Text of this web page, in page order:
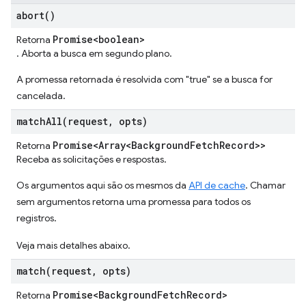
abort( )
Retorna Promise<boolean>
. Aborta a busca em segundo plano.
A promessa retornada é resolvida com "true" se a busca for
cancelada.
matchAll( request, opts)
Retorna Promise<Array<BackgroundFetchRecord>>
Receba as solicitações e respostas.
Os argumentos aqui são os mesmos da API de cache. Chamar
sem argumentos retorna uma promessa para todos os
registros.
Veja mais detalhes abaixo.
match( request, opts)
Retorna Promise<BackgroundFetchRecord>